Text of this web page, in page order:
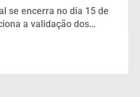
se encerra no dia 15 de
a validação dos